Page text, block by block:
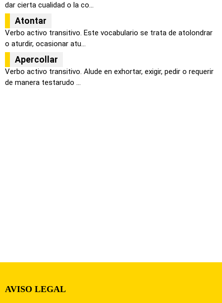
dar cierta cualidad o la co...
Atontar
Verbo activo transitivo. Este vocabulario se trata de atolondrar
o aturdir, ocasionar atu...
Apercollar
Verbo activo transitivo. Alude en exhortar, exigir, pedir o requerir
de manera testarudo ...
AVISO LEGAL